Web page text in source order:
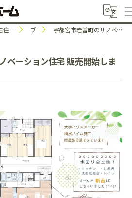
郡山市周辺エリアで中古住宅のことなら株式会社ダイエーホーム ブログ 宇都宮市岩曽町のリノベーション住宅 販売開始しました！
ベーション住宅 販売開始しま